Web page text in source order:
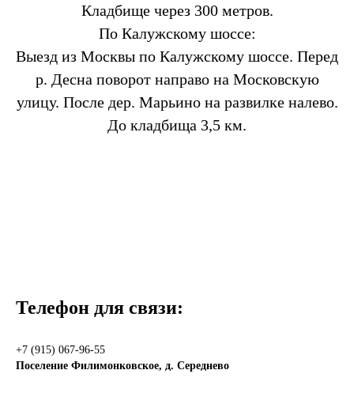
Кладбище через 300 метров.
По Калужскому шоссе:
Выезд из Москвы по Калужскому шоссе. Перед
р. Десна поворот направо на Московскую
улицу. После дер. Марьино на развилке налево.
До кладбища 3,5 км.
Телефон для связи:
+7 (915) 067-96-55
Поселение Филимонковское, д. Середнево